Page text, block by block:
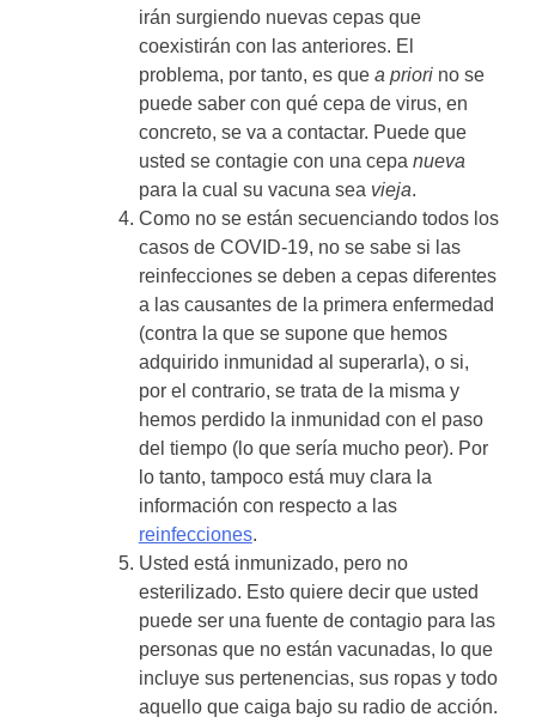
irán surgiendo nuevas cepas que
coexistirán con las anteriores. El
problema, por tanto, es que a priorino se
puede saber con qué cepa de virus, en
concreto, se va a contactar. Puede que
usted se contagie con una cepa nueva
para la cual su vacuna sea vieja.
Como no se están secuenciando todos los
casos de COVID-19, no se sabe si las
reinfecciones se deben a cepas diferentes
a las causantes de la primera enfermedad
(contra la que se supone que hemos
adquirido inmunidad al superarla), o si,
por el contrario, se trata de la misma y
hemos perdido la inmunidad con el paso
del tiempo (lo que sería mucho peor). Por
lo tanto, tampoco está muy clara la
información con respecto a las
reinfecciones.
Usted está inmunizado, pero no
esterilizado. Esto quiere decir que usted
puede ser una fuente de contagio para las
personas que no están vacunadas, lo que
incluye sus pertenencias, sus ropas y todo
aquello que caiga bajo su radio de acción.